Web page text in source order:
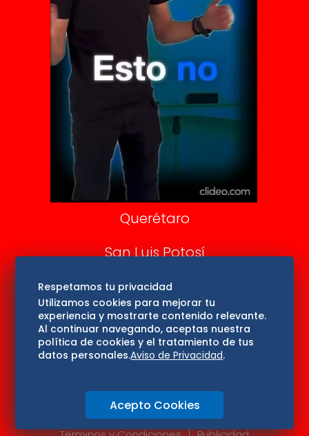
Clase
De 10 sports
DeDinero
Confabulario
Aviso Oportuno
Consultas
Querétaro
San Luis Potosí
Edomex
Consultas
Hidalgo
Oaxaca
Aviso de privacidad
Directorio
Respetamos tu privacidad
Utilizamos cookies para mejorar tu
experiencia y mostrarte contenido relevante.
Al continuar navegando, aceptas nuestra
política de cookies y el tratamiento de tus
datos personales.Aviso de Privacidad.
Acepto Cookies